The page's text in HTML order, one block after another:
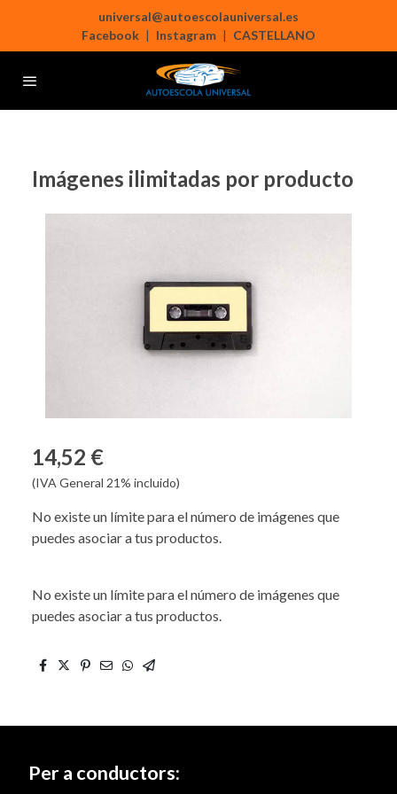
universal@autoescolauniversal.es
Facebook | Instagram | CASTELLANO
Imágenes ilimitadas por producto
14,52 €
(IVA General 21% incluido)
No existe un límite para el número de imágenes que
puedes asociar a tus productos.
No existe un límite para el número de imágenes que
puedes asociar a tus productos.
Per a conductors: